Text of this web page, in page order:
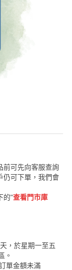
前可先向客服查詢
仍可下單，我們會
的"查看門市庫
，於星期一至五
。
單金額未滿